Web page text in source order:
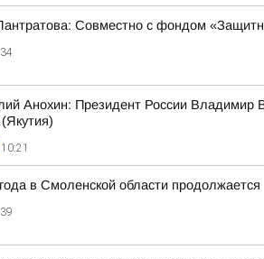
Совместно с фондом
Анохин: Президент России Владимир
10:21
в Смоленской области продолжается